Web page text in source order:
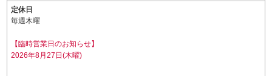
定休日
毎週木曜
【臨時営業日のお知らせ】
2026年8月27日(木曜)